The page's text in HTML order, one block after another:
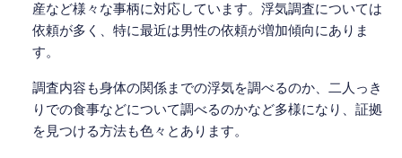
産など様々な事柄に対応しています。浮気調査については
依頼が多く、特に最近は男性の依頼が増加傾向にありま
す。
調査内容も身体の関係までの浮気を調べるのか、二人っき
りでの食事などについて調べるのかなど多様になり、証拠
を見つける方法も色々とあります。